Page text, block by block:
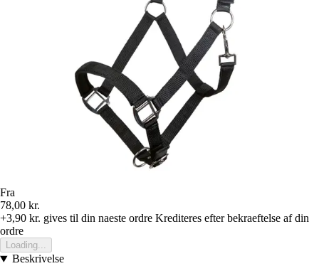
Fra
78,00 kr.
+3,90 kr. gives til din naeste ordre Krediteres efter bekraeftelse af din
ordre
Loading...
Beskrivelse